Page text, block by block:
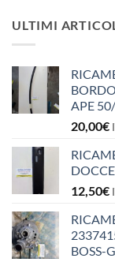
ULTIMI
APE
20,00€
12,50€
BOSS-